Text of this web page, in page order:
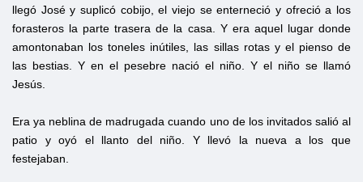
llegó José y suplicó cobijo, el viejo se enterneció y ofreció a los
forasteros la parte trasera de la casa. Y era aquel lugar donde
amontonaban los toneles inútiles, las sillas rotas y el pienso de
las bestias. Y en el pesebre nació el niño. Y el niño se llamó
Jesús.
Era ya neblina de madrugada cuando uno de los invitados salió al
patio y oyó el llanto del niño. Y llevó la nueva a los que
festejaban.